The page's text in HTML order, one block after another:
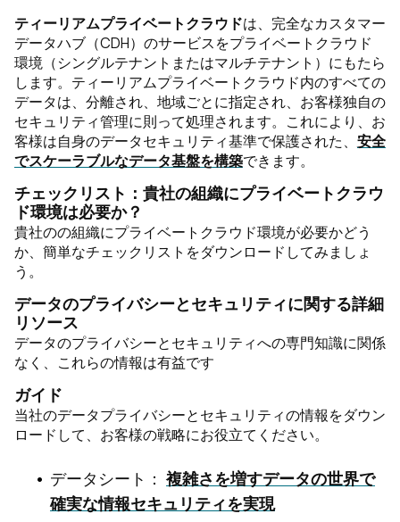
ティーリアムプライベートクラウドは、完全なカスタマー
データハブ（CDH）のサービスをプライベートクラウド
環境（シングルテナントまたはマルチテナント）にもたら
します。ティーリアムプライベートクラウド内のすべての
データは、分離され、地域ごとに指定され、お客様独自の
セキュリティ管理に則って処理されます。これにより、お
客様は自身のデータセキュリティ基準で保護された、 安全
でスケーラブルなデータ基盤を構築できます。
チェックリスト：貴社の組織にプライベートクラウ
ド環境は必要か？
貴社のの組織にプライベートクラウド環境が必要かどう
か、簡単なチェックリストをダウンロードしてみましょ
う。
データのプライバシーとセキュリティに関する詳細
リソース
データのプライバシーとセキュリティへの専門知識に関係
なく、これらの情報は有益です
ガイド
当社のデータプライバシーとセキュリティの情報をダウン
ロードして、お客様の戦略にお役立てください。
データシート： 複雑さを増すデータの世界で
確実な情報セキュリティを実現